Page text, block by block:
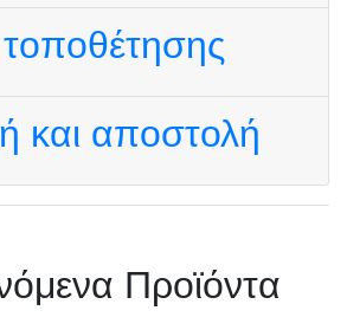
και αποστολή
Προϊόντα